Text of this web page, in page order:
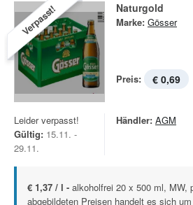
Verpasst! Naturgold
Marke: Gösser
Preis: € 0,69
Leider verpasst!
Gültig: 15.11. -
29.11.
Händler: AGM
€ 1,37 / l - alkoholfrei 20 x 500 ml, MW,
abgebildeten Preisen handelt es sich